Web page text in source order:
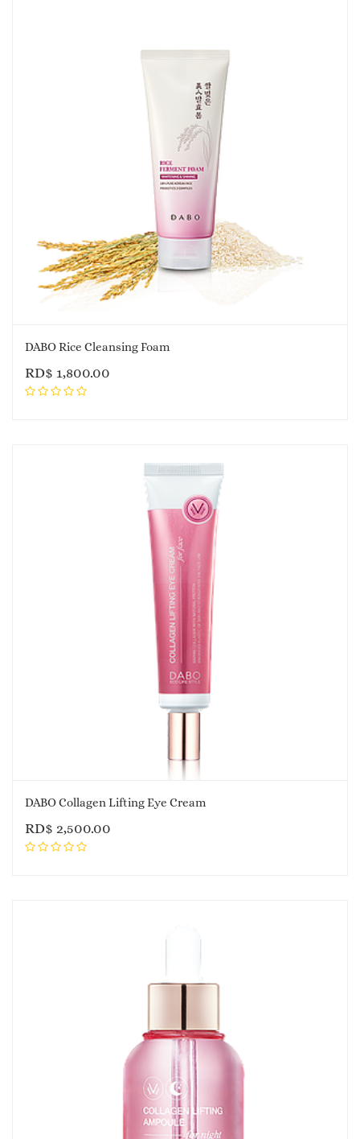
DABO Rice Cleansing Foam
RD$ 1,800.00
DABO Collagen Lifting Eye Cream
RD$ 2,500.00